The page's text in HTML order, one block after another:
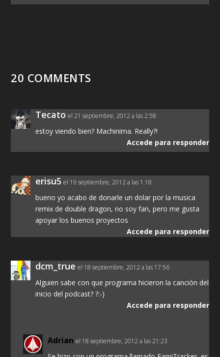
20 COMMENTS
Tecato el 21 septiembre, 2012 a las 2:58
estoy viendo bien? Machinima. Really?!
Accede para responder
erisu5 el 19 septiembre, 2012 a las 1:18
bueno yo acabo de donarle un dolar por la musica
remix de double dragon, no soy fan, pero me gusta
apoyar los buenos proyectos
Accede para responder
dcm_true el 18 septiembre, 2012 a las 17:56
Alguien sabe con que programa hicieron la canción del
inicio del podcast? ?:-)
Accede para responder
Adrian el 18 septiembre, 2012 a las 21:23